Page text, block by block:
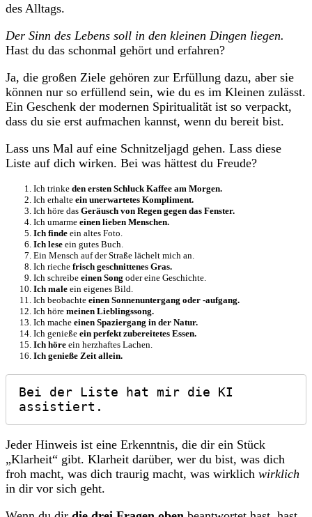
des Alltags.
Der Sinn des Lebens soll in den kleinen Dingen liegen.
Hast du das schonmal gehört und erfahren?
Ja, die großen Ziele gehören zur Erfüllung dazu, aber sie
können nur so erfüllend sein, wie du es im Kleinen zulässt.
Ein Geschenk der modernen Spiritualität ist so verpackt,
dass du sie erst aufmachen kannst, wenn du bereit bist.
Lass uns Mal auf eine Schnitzeljagd gehen. Lass diese
Liste auf dich wirken. Bei was hättest du Freude?
Ich trinke den ersten Schluck Kaffee am Morgen.
Ich erhalte ein unerwartetes Kompliment.
Ich höre das Geräusch von Regen gegen das Fenster.
Ich umarme einen lieben Menschen.
Ich finde ein altes Foto.
Ich lese ein gutes Buch.
Ein Mensch auf der Straße lächelt mich an.
Ich rieche frisch geschnittenes Gras.
Ich schreibe einen Song oder eine Geschichte.
Ich male ein eigenes Bild.
Ich beobachte einen Sonnenuntergang oder -aufgang.
Ich höre meinen Lieblingssong.
Ich mache einen Spaziergang in der Natur.
Ich genieße ein perfekt zubereitetes Essen.
Ich höre ein herzhaftes Lachen.
Ich genieße Zeit allein.
Bei der Liste hat mir die KI
assistiert.
Jeder Hinweis ist eine Erkenntnis, die dir ein Stück
„Klarheit“ gibt. Klarheit darüber, wer du bist, was dich
froh macht, was dich traurig macht, was wirklich wirklich
in dir vor sich geht.